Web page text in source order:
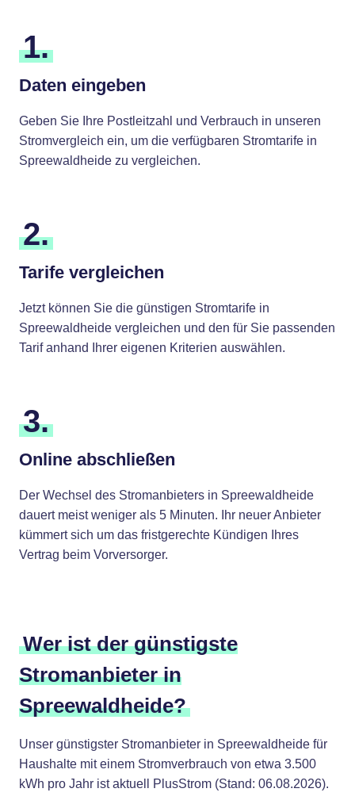
1.
Daten eingeben
Geben Sie Ihre Postleitzahl und Verbrauch in unseren
Stromvergleich ein, um die verfügbaren Stromtarife in
Spreewaldheide zu vergleichen.
2.
Tarife vergleichen
Jetzt können Sie die günstigen Stromtarife in
Spreewaldheide vergleichen und den für Sie passenden
Tarif anhand Ihrer eigenen Kriterien auswählen.
3.
Online abschließen
Der Wechsel des Stromanbieters in Spreewaldheide
dauert meist weniger als 5 Minuten. Ihr neuer Anbieter
kümmert sich um das fristgerechte Kündigen Ihres
Vertrag beim Vorversorger.
Wer ist der günstigste
Stromanbieter in
Spreewaldheide?
Unser günstigster Stromanbieter in Spreewaldheide für
Haushalte mit einem Stromverbrauch von etwa 3.500
kWh pro Jahr ist aktuell PlusStrom (Stand: 06.08.2026).